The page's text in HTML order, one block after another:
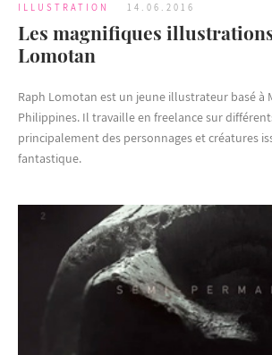
ILLUSTRATION 14.06.2016
Les magnifiques
Lomotan
Raph Lomotan est un jeune illustrateur basé à
Philippines. Il travaille en freelance sur
principalement des personnages et créatures
fantastique.